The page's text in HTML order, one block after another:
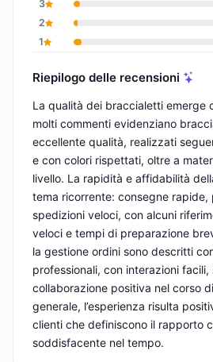
3
2
1
Riepilogo delle recensioni
La qualità dei braccialetti emerge
molti commenti evidenziano
eccellente qualità, realizzati
e con colori rispettati, oltre a
livello. La rapidità e affidabilità
tema ricorrente: consegne rapide,
spedizioni veloci, con alcuni
veloci e tempi di preparazione
la gestione ordini sono descritti
professionali, con interazioni
collaborazione positiva nel corso
generale, l’esperienza risulta
clienti che definiscono il rapporto
soddisfacente nel tempo.